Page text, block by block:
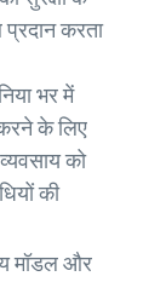
करता
भर में
के लिए
को
की
मॉडल और